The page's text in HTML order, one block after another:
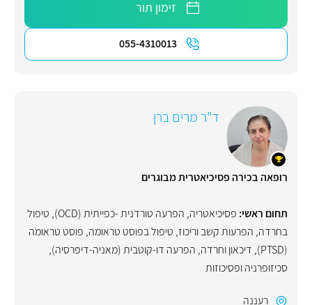
זימון תור
055-4310013
ד"ר מרים ברן
רופאה בכירה פסיכיאטרית מבוגרים
תחום ראשי: פסיכיאטריה, הפרעה טורדנית -כפייתית (OCD) , טיפול
בחרדה, הפרעות קשב וריכוז, טיפול בפוסט טראומה, פוסט טראומה
(PTSD)
, דיכאון וחרדה, הפרעה דו-קוטבית (מאניה-דיפרסיה),
סכיזופרניה ופסיכוזות
רעננה